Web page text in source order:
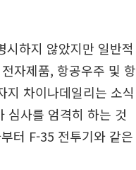
하지 않았지만 일반적
자제품, 항공우주 및 항
차이나데일리는 소식
심사를 엄격히 하는 것
터 F-35 전투기와 같은